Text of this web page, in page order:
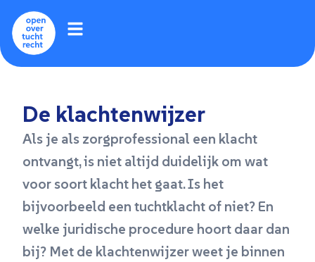
De klachtenwijzer
Als je als zorgprofessional een klacht
ontvangt, is niet altijd duidelijk om wat
voor soort klacht het gaat. Is het
bijvoorbeeld een tuchtklacht of niet? En
welke juridische procedure hoort daar dan
bij? Met de klachtenwijzer weet je binnen